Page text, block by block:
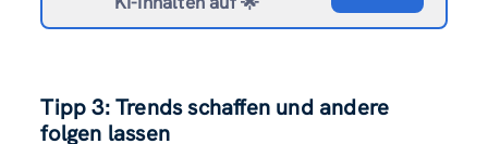
Tipp 3: Trends schaffen und andere
folgen lassen